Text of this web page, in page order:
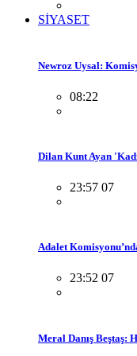
SİYASET
Newroz Uysal:
08:22
Dilan Kunt Ayan
23:57 07
Adalet
23:52 07
Meral Danış Beştaş: